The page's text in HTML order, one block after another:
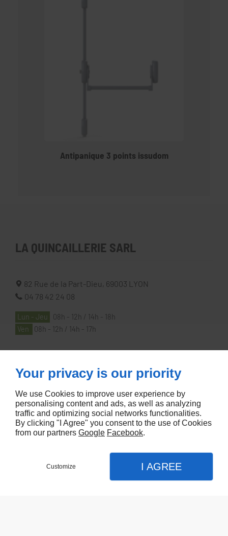
Antipanique 3 points issudom
LA QUINCAILLERIE SARL
82 Rue de la Part-Dieu, 69003
LYON
04 78 42 24 08
Lun - Jeu
08h - 12h / 14h - 18h
Ven
08h - 12h / 14h - 17h
À PROPOS
Accueil
Contactez-nous
Mentions légales
Plan du site
Your privacy is our priority
We use Cookies to improve user experience by
personalising content and ads, as well as analyzing
traffic and optimizing social networks functionalities.
By clicking "I Agree" you consent to the use of Cookies
from our partners Google Facebook.
Customize I AGREE